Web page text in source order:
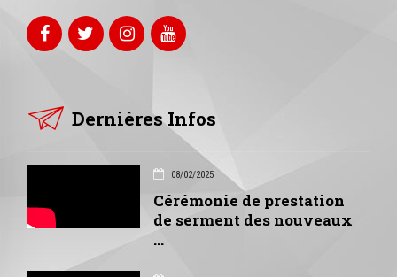
Dernières Infos
08/02/2025
Cérémonie de prestation
de serment des nouveaux
...